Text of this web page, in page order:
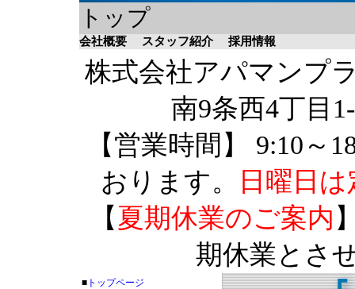
トップ
会社概要 スタッフ紹介 採用情報
株式会社アパマンプ
南9条西4丁目
【営業時間】 9:10～
おります。
日曜日
【 夏期休業のご案内
期休業とさ
■ トップページ